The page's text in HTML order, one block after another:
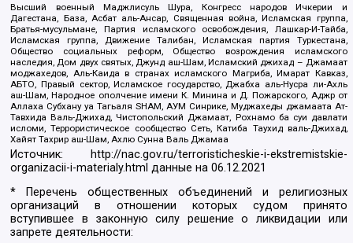
Высший военный Маджлисуль Шура, Конгресс народов Ичкерии и
Дагестана, База, Асбат аль-Ансар, Священная война, Исламская группа,
Братья-мусульмане, Партия исламского освобождения, Лашкар-И-Тайба,
Исламская группа, Движение Талибан, Исламская партия Туркестана,
Общество социальных реформ, Общество возрождения исламского
наследия, Дом двух святых, Джунд аш-Шам, Исламский джихад – Джамаат
моджахедов, Аль-Каида в странах исламского Магриба, Имарат Кавказ,
АБТО, Правый сектор, Исламское государство, Джабха аль-Нусра ли-Ахль
аш-Шам, Народное ополчение имени К. Минина и Д. Пожарского, Аджр от
Аллаха Субхану уа Тагьаля SHAM, АУМ Синрике, Муджахеды джамаата Ат-
Тавхида Валь-Джихад, Чистопольский Джамаат, Рохнамо ба суи давлати
исломи, Террористическое сообщество Сеть, Катиба Таухид валь-Джихад,
Хайят Тахрир аш-Шам, Ахлю Сунна Валь Джамаа
Источник:
http://nac.gov.ru/terroristicheskie-i-ekstremistskie-
organizacii-i-materialy.html данные на06.12.2021
* Перечень общественных объединений и религиозных
организаций в отношении которых судом принято
вступившее в законную силу решение о ликвидации или
запрете деятельности: